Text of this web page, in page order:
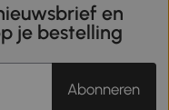
en
je bestelling
Abonneren